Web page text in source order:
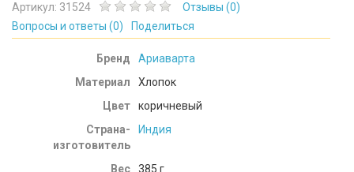
Артикул: 31524 Отзывы (0)
Вопросы и ответы (0) Поделиться
Бренд
Ариаварта
Материал
Хлопок
Цвет
коричневый
Страна-
изготовитель
Индия
Вес 385 г